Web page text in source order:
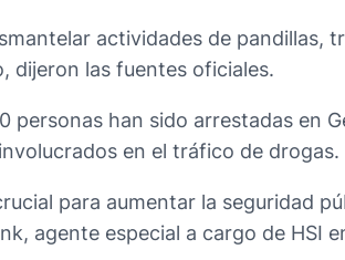
actividades de
dijeron las fuentes oficiales.
personas han sido arrestadas en
en el tráfico de drogas.
para aumentar la seguridad
agente especial a cargo de HSI